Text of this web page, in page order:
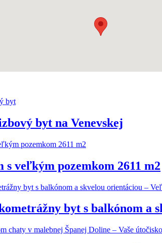
byt na Venevskej
s veľkým pozemkom 2611 m2
byt s balkónom a